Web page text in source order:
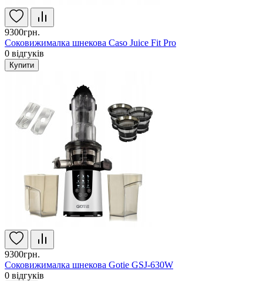
9300грн.
Соковижималка шнекова Caso Juice Fit Pro
0 відгуків
Купити
9300грн.
Соковижималка шнекова Gotie GSJ-630W
0 відгуків